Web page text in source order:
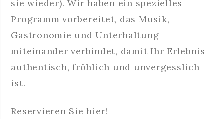
sie wieder). Wir haben ein spezielles
Programm vorbereitet, das Musik,
Gastronomie und Unterhaltung
miteinander verbindet, damit Ihr Erlebnis
authentisch, fröhlich und unvergesslich
ist.
Reservieren Sie hier!